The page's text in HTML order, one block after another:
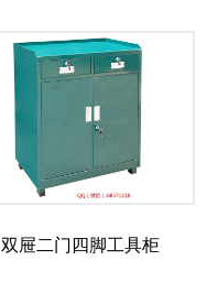
双屉二门四脚工具柜